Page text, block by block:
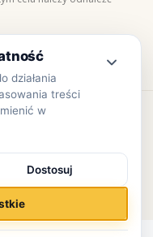
by apify.pl